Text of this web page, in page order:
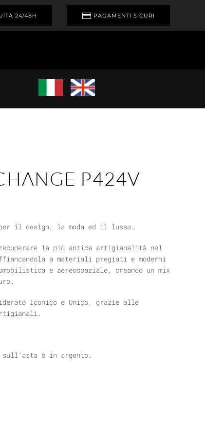
24/48H PAGAMENTI SICURI
P424V
il design, la moda ed il lusso…
recuperare la più antica artigianalità nel
a materiali pregiati e moderni
e aereospaziale, creando un mix
Iconico e Unico, grazie alle
è in argento.